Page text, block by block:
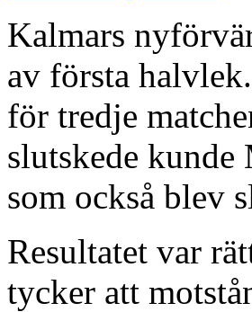
Kalmars
av första
för tredje
slutskede
som också blev
Resultatet var
tycker att